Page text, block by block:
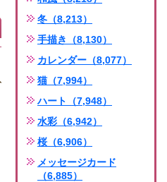
冬（8,213）
手描き（8,130）
カレンダー（8,077）
猫（7,994）
ハート（7,948）
水彩（6,942）
桜（6,906）
メッセージカード
（6,885）